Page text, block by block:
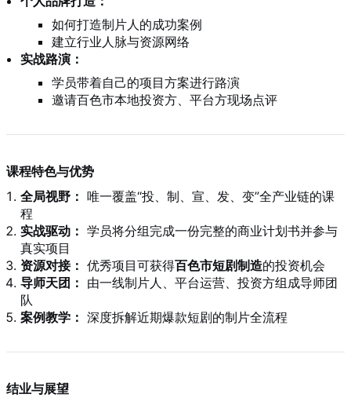
如何打造制片人的成功案例
建立行业人脉与资源网络
实战路演：
学员带着自己的项目方案进行路演
邀请百色市本地投资方、平台方现场点评
课程特色与优势
全局视野： 唯一覆盖“投、制、宣、发、变”全产业链的课
程
实战驱动： 学员将分组完成一份完整的商业计划书并参与
真实项目
资源对接： 优秀项目可获得百色市短剧制造的投资机会
导师天团： 由一线制片人、平台运营、投资方组成导师团
队
案例教学： 深度拆解近期爆款短剧的制片全流程
结业与展望